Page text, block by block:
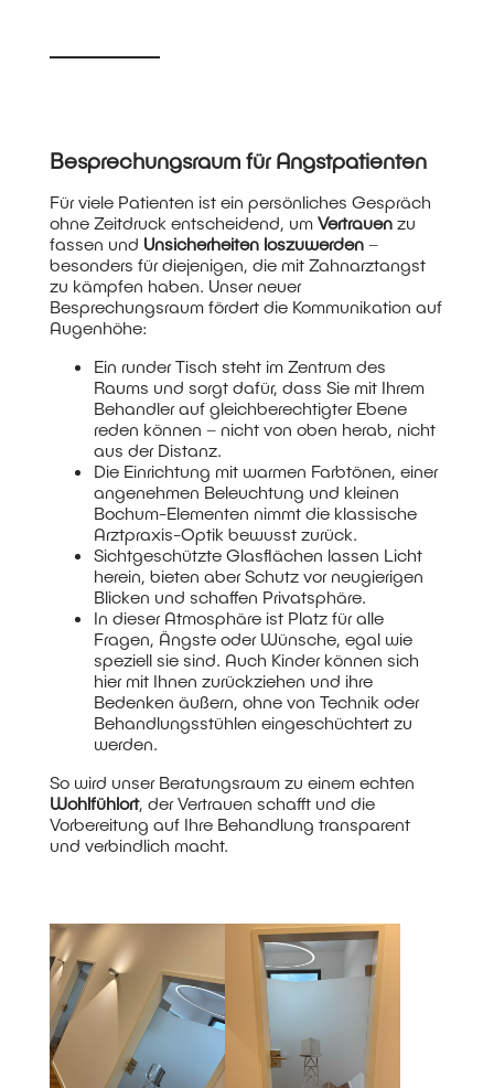
Besprechungsraum für Angstpatienten
Für viele Patienten ist ein persönliches Gespräch
ohne Zeitdruck entscheidend, um Vertrauen zu
fassen und Unsicherheiten loszuwerden –
besonders für diejenigen, die mit Zahnarztangst
zu kämpfen haben. Unser neuer
Besprechungsraum fördert die Kommunikation auf
Augenhöhe:
Ein runder Tisch steht im Zentrum des
Raums und sorgt dafür, dass Sie mit Ihrem
Behandler auf gleichberechtigter Ebene
reden können – nicht von oben herab, nicht
aus der Distanz.
Die Einrichtung mit warmen Farbtönen, einer
angenehmen Beleuchtung und kleinen
Bochum-Elementen nimmt die klassische
Arztpraxis-Optik bewusst zurück.
Sichtgeschützte Glasflächen lassen Licht
herein, bieten aber Schutz vor neugierigen
Blicken und schaffen Privatsphäre.
In dieser Atmosphäre ist Platz für alle
Fragen, Ängste oder Wünsche, egal wie
speziell sie sind. Auch Kinder können sich
hier mit Ihnen zurückziehen und ihre
Bedenken äußern, ohne von Technik oder
Behandlungsstühlen eingeschüchtert zu
werden.
So wird unser Beratungsraum zu einem echten
Wohlfühlort, der Vertrauen schafft und die
Vorbereitung auf Ihre Behandlung transparent
und verbindlich macht.